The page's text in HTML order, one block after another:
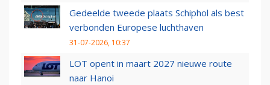
Gedeelde tweede plaats Schiphol als best
verbonden Europese luchthaven
31-07-2026, 10:37
LOT opent in maart 2027 nieuwe route
naar Hanoi